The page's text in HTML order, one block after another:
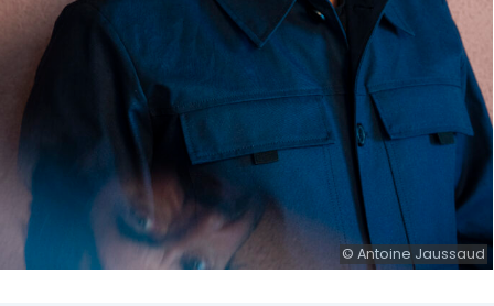
© Antoine Jaussaud